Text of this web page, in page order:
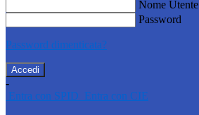
Nome Utente
Password
Password dimenticata?
-
Entra con SPID Entra con CIE